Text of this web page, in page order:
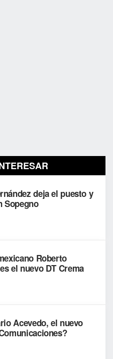
deja el puesto y
Sopegno
Roberto
el nuevo DT Crema
Acevedo, el nuevo